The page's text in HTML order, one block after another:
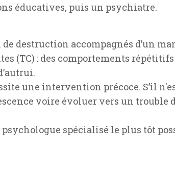
éducatives, puis un psychiatre.
destruction accompagnés d’un
(TC) : des comportements
une intervention précoce. S’il
voire évoluer vers un trouble
spécialisé le plus tôt